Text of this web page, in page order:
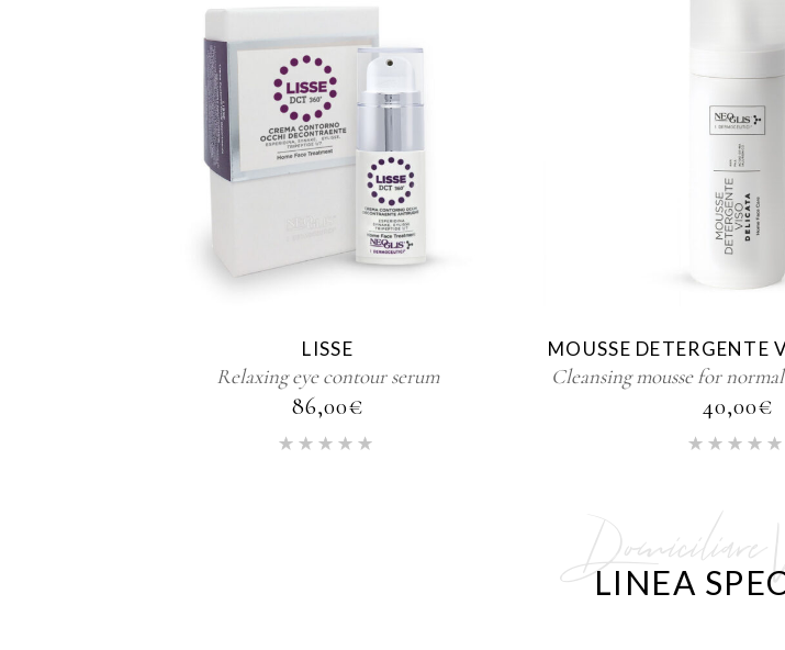
LISSE
Relaxing eye contour serum
86,00€
MOUSSE DETERGENTE
Cleansing mousse for
40,00€
Domiciliare
LINEA